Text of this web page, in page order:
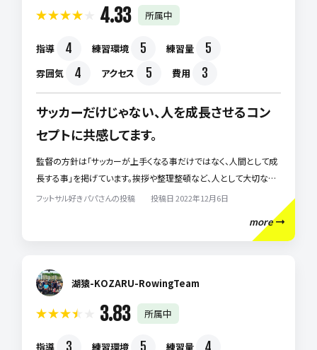
4.33 所属中
指導 4 練習環境 5 練習量 5
雰囲気 4 アクセス 5 費用 3
サッカーだけじゃない、人を成長させるコン
セプトに共感してます。
監督の方針は「サッカーが上手くなる事だけではなく、人間として成
長する事」を掲げています。挨拶や整理整頓など、人として大切なこ
と、また仲間と協力しながら成長させる指導に共感してます。 私は今
小学校3年生と1年生の子供を通わせていますが、2人とも月・水・金
の練習、土日の試合を欠かさず参加してます。 ※私は週一のフットサ
が楽しいようです。 あと個人的な監督の印象は「明るく元気、時には
真剣に叱ってくれる昭和なオヤジ」です。 今どき人のために真剣に叱
るというパワーが使える人は少ないので、個人的にはそこも気に入
フットサル好きパパさんの投稿 投稿日 2022年12月6日
more
湖猿-KOZARU-RowingTeam
3.83 所属中
指導 3 練習環境 5 練習量 4